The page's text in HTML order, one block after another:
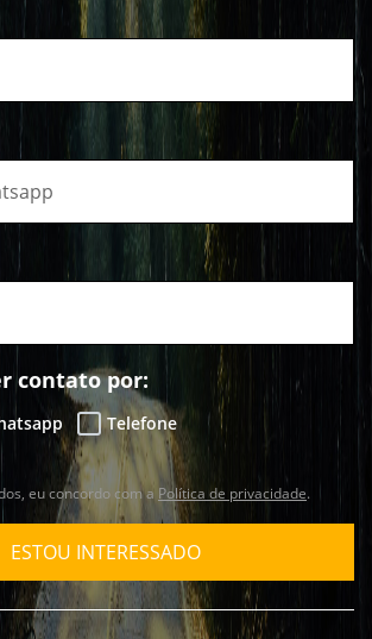
contato por:
Telefone
eu concordo com a Política de privacidade.
ESTOU INTERESSADO